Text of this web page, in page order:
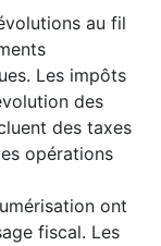
au fil
Les impôts
des
des taxes
opérations
ont
fiscal. Les